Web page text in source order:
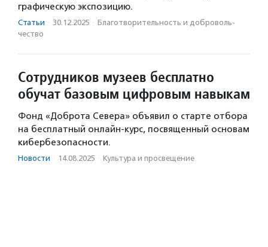
графическую экспозицию.
Статьи · 30.12.2025 · Благотвори­тель­ность и доброволь­
чест­во
Сотрудников музеев бесплатно
обучат базовым цифровым навыкам
Фонд «Доброта Севера» объявил о старте отбора
на бесплатный онлайн-курс, посвященный основам
кибербезопасности.
Новости · 14.08.2025 · Культура и просвещение